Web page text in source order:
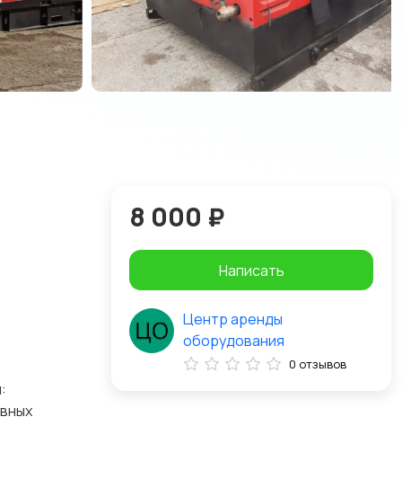
8 000 ₽
Написать
Центр аренды
оборудования
0 отзывов